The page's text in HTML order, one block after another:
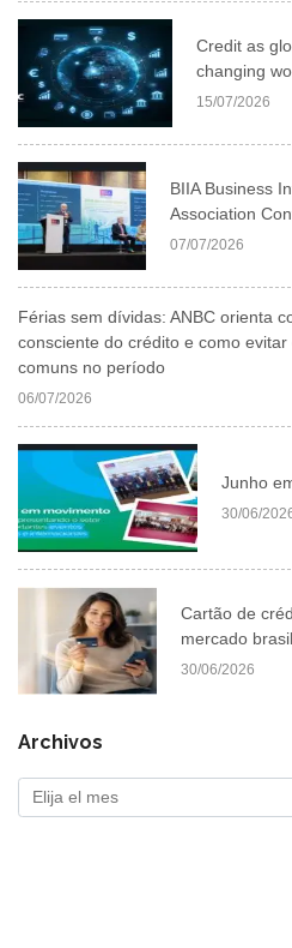
Credit as
changing
15/07/2026
BIIA Business
Association
07/07/2026
Férias sem dívidas: ANBC orienta
consciente do crédito e como
comuns no período
06/07/2026
Junho
30/06/
Cartão de
mercado
30/06/2026
Archivos